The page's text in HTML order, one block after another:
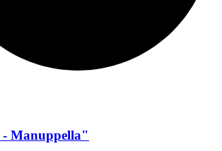
- Manuppella"